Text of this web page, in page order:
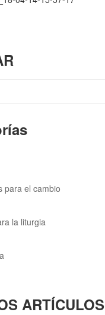
para el cambio
la liturgia
ARTÍCULOS